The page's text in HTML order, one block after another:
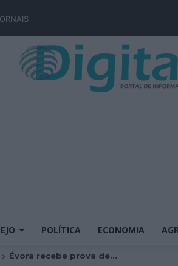
POLÍTICA ECONOMIA
Évora recebe prova de...